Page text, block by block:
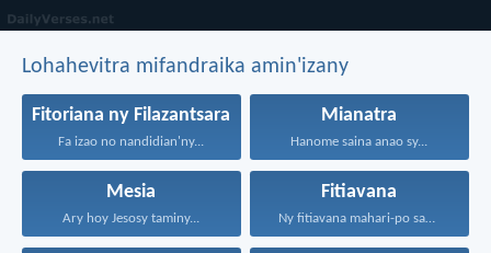
Lohahevitra mifandraika amin'izany
Fitoriana ny Filazantsara
Fa izao no nandidian'ny...
Mianatra
Hanome saina anao sy...
Mesia
Ary hoy Jesosy taminy...
Fitiavana
Ny fitiavana mahari-po sady...